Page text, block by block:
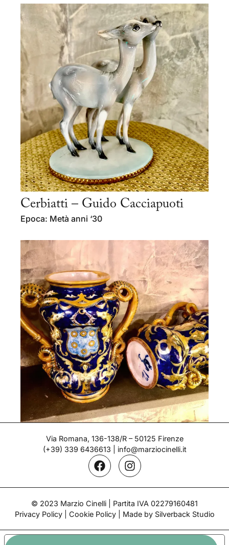
Cerbiatti – Guido Cacciapuoti
Epoca: Metà anni ‘30
Coppia di albarelli – Cantagalli
Epoca: 1890
Via Romana, 136-138/R – 50125 Firenze
(+39) 339 6436613
info@marziocinelli.it
© 2023 Marzio Cinelli | Partita IVA 02279160481
Privacy Policy| Cookie Policy| Made by Silverback Studio